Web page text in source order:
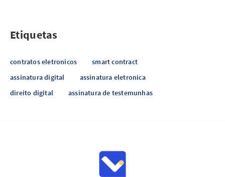
Etiquetas
contratos eletronicos
smart contract
assinatura digital
assinatura eletronica
direito digital
assinatura de testemunhas